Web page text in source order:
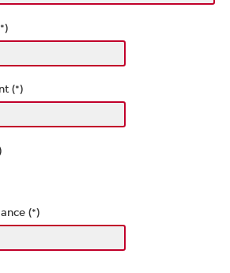
(*)
(*)